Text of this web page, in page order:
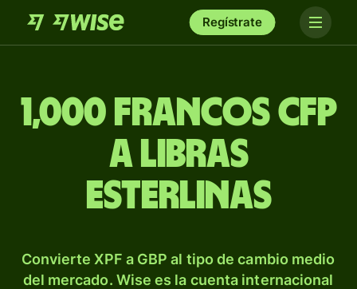
Regístrate
1,000 francos CFP
a libras
esterlinas
Convierte XPF a GBP al tipo de cambio medio
del mercado. Wise es la cuenta internacional